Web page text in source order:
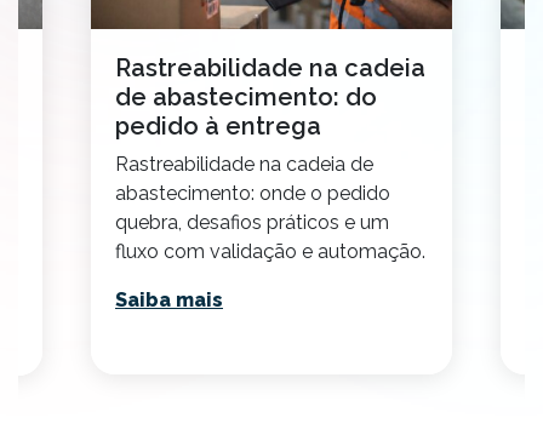
Rastreabilidade na cadeia
de abastecimento: do
pedido à entrega
Rastreabilidade na cadeia de
abastecimento: onde o pedido
quebra, desafios práticos e um
fluxo com validação e automação.
Saiba mais